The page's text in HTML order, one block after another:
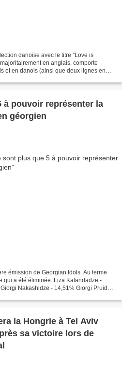
danoise avec le titre "Love is
en anglais, comporte
et en danois (ainsi que deux lignes en
à pouvoir représenter la
géorgien
émission de Georgian Idols. Au terme
qui a été éliminée. Liza Kalandadze -
Nakashidze - 14,51% Giorgi Pruidze
la Hongrie à Tel Aviv
sa victoire lors de